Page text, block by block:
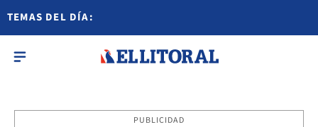
TEMAS DEL DÍA:
PUBLICIDAD